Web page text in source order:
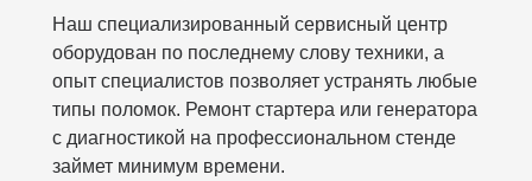
Наш специализированный сервисный центр
оборудован по последнему слову техники, а
опыт специалистов позволяет устранять любые
типы поломок. Ремонт стартера или генератора
с диагностикой на профессиональном стенде
займет минимум времени.